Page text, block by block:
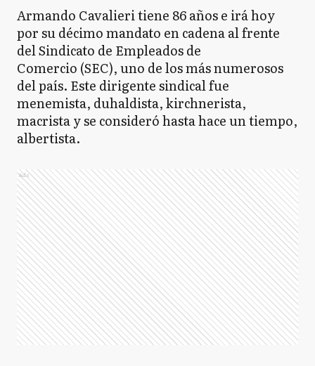
Armando Cavalieri tiene 86 años e irá hoy
por su décimo mandato en cadena al frente
del Sindicato de Empleados de
Comercio (SEC), uno de los más numerosos
del país. Este dirigente sindical fue
menemista, duhaldista, kirchnerista,
macrista y se consideró hasta hace un tiempo,
albertista.
Ads